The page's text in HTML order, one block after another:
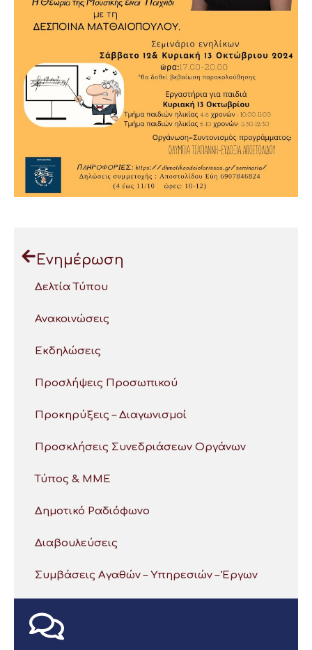
Ενημέρωση
Δελτία Τύπου
Ανακοινώσεις
Εκδηλώσεις
Προσλήψεις Προσωπικού
Προκηρύξεις – Διαγωνισμοί
Προσκλήσεις Συνεδριάσεων Οργάνων
Τύπος & ΜΜΕ
Δημοτικό Ραδιόφωνο
Διαβουλεύσεις
Συμβάσεις Αγαθών – Υπηρεσιών – Έργων